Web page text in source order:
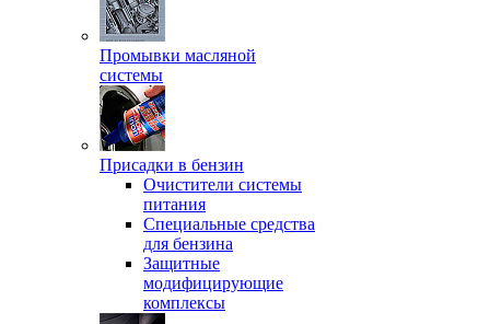
Промывки масляной
системы
Присадки в бензин
Очистители системы
питания
Специальные срeдства
для бензина
Защитные
модифицирующие
комплексы